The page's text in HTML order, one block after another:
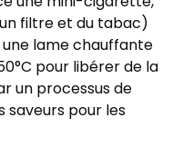
filtre et du tabac)
une lame chauffante
pour libérer de la
un processus de
saveurs pour les